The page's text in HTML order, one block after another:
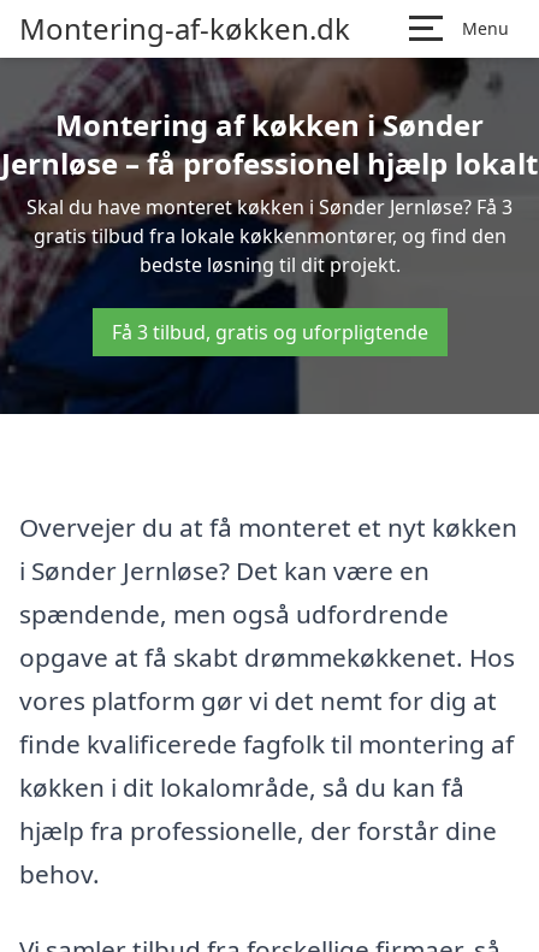
Montering-af-køkken.dk Menu
Montering af køkken i Sønder
Jernløse – få professionel hjælp lokalt
Skal du have monteret køkken i Sønder Jernløse? Få 3
gratis tilbud fra lokale køkkenmontører, og find den
bedste løsning til dit projekt.
Få 3 tilbud, gratis og uforpligtende
Overvejer du at få monteret et nyt køkken
i Sønder Jernløse? Det kan være en
spændende, men også udfordrende
opgave at få skabt drømmekøkkenet. Hos
vores platform gør vi det nemt for dig at
finde kvalificerede fagfolk til montering af
køkken i dit lokalområde, så du kan få
hjælp fra professionelle, der forstår dine
behov.